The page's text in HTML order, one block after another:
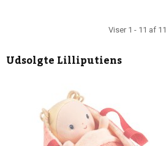
Viser 1 - 11 af 11
UdsolgteLilliputiens